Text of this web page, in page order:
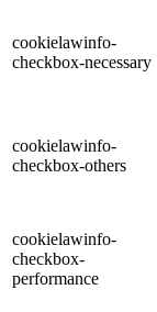
cookielawinfo-
checkbox-necessary
cookielawinfo-
checkbox-others
cookielawinfo-
checkbox-
performance